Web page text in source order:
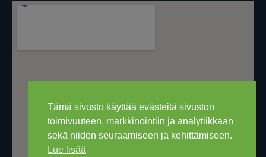
Tämä sivusto käyttää evästeitä sivuston
toimivuuteen, markkinointiin ja analytiikkaan
sekä niiden seuraamiseen ja kehittämiseen.
Lue lisää